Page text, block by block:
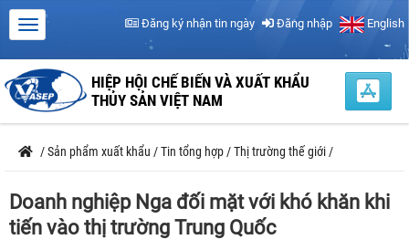
Đăng ký nhận tin ngày Đăng nhập English
HIỆP HỘI CHẾ BIẾN VÀ XUẤT KHẨU
THỦY SẢN VIỆT NAM
/Sản phẩm xuất khẩu /Tin tổng hợp /Thị trường thế giới /
Doanh nghiệp Nga đối mặt với khó khăn khi
tiến vào thị trường Trung Quốc